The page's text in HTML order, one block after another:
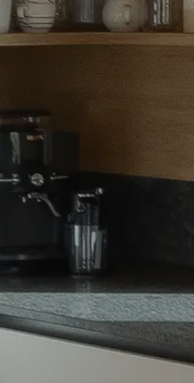
Wohnen
Referenzen
News
Jobs
Unternehmen
Kontakt